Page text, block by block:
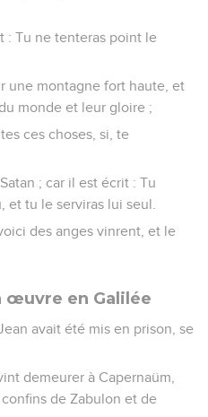
: Tu ne tenteras point le
une montagne fort haute, et
monde et leur gloire ;
ces choses, si, te
; car il est écrit : Tu
et tu le serviras lui seul.
des anges vinrent, et le
œuvre en Galilée
avait été mis en prison, se
demeurer à Capernaüm,
de Zabulon et de